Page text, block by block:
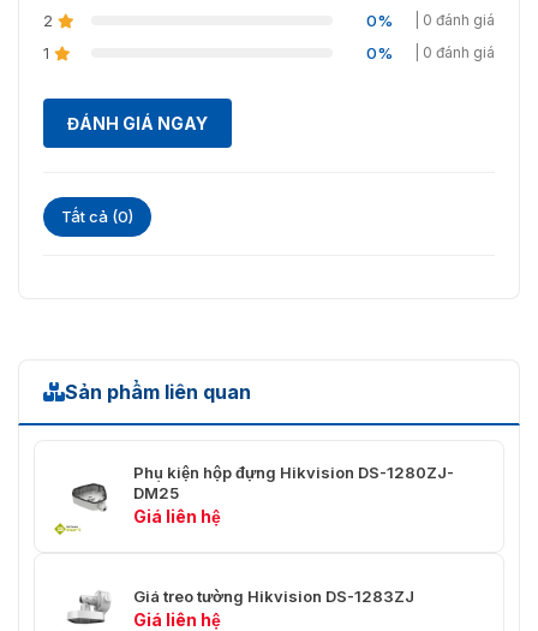
2 0% | 0 đánh giá
1 0% | 0 đánh giá
ĐÁNH GIÁ NGAY
Tất cả (0)
Sản phẩm liên quan
Phụ kiện hộp đựng Hikvision DS-1280ZJ-
DM25
Giá liên hệ
Giá treo tường Hikvision DS-1283ZJ
Giá liên hệ